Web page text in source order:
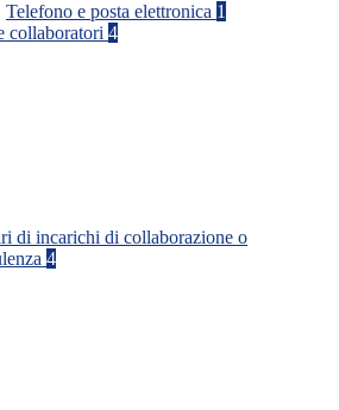
Telefono e posta elettronica 1
collaboratori 4
di incarichi di collaborazione o
4